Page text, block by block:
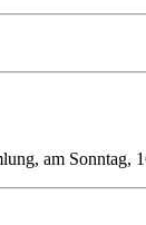
am Sonntag,